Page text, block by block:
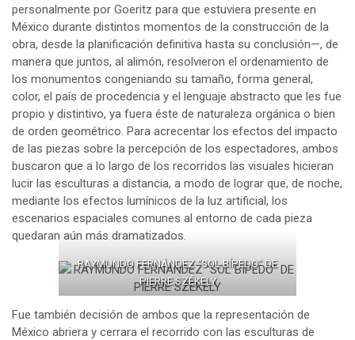
personalmente por Goeritz para que estuviera presente en
México durante distintos momentos de la construcción de la
obra, desde la planificación definitiva hasta su conclusión—, de
manera que juntos, al alimón, resolvieron el ordenamiento de
los monumentos congeniando su tamaño, forma general,
color, el país de procedencia y el lenguaje abstracto que les fue
propio y distintivo, ya fuera éste de naturaleza orgánica o bien
de orden geométrico. Para acrecentar los efectos del impacto
de las piezas sobre la percepción de los espectadores, ambos
buscaron que a lo largo de los recorridos las visuales hicieran
lucir las esculturas a distancia, a modo de lograr que, de noche,
mediante los efectos lumínicos de la luz artificial, los
escenarios espaciales comunes al entorno de cada pieza
quedaran aún más dramatizados.
RAYMUNDO FERNÁNDEZ “SOL BÍPEDO” DE
PIERRE SZÉKELY
Fue también decisión de ambos que la representación de
México abriera y cerrara el recorrido con las esculturas de